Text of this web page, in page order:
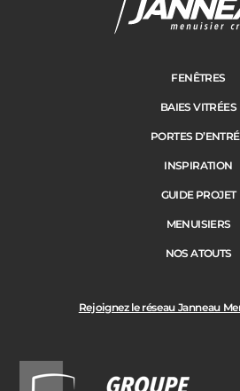
Rejoignez le réseau Janneau
FENÊTRES
BAIES VITRÉES
PORTES
INSPIRATION
GUIDE PROJET
MENUISIERS
NOS ATOUTS